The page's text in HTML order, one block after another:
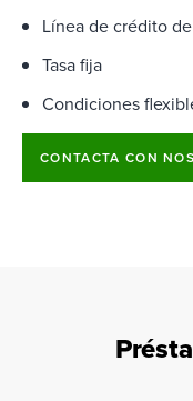
Línea de crédito
Tasa fija
Condiciones
CONTACTA CON